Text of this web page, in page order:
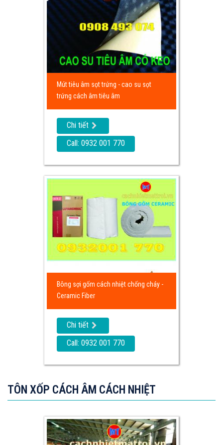
Mút tiêu âm sọt trứng - cao su sọt
trứng cách âm tiêu âm
Chi tiết
Call: 0932 001 770
Bông sợi gốm cách nhiệt chống cháy -
Ceramic Fiber
Chi tiết
Call: 0932 001 770
TÔN XỐP CÁCH ÂM CÁCH NHIỆT